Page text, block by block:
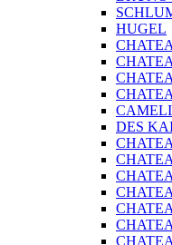
HUGEL
DES